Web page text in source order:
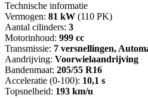
Technische informatie
Vermogen: 81 kW (110 PK)
Aantal cilinders: 3
Motorinhoud: 999 cc
Transmissie: 7 versnellingen,
Aandrijving: Voorwielaandrijving
Bandenmaat: 205/55 R16
Acceleratie (0-100): 10,1 s
Topsnelheid: 193 km/u